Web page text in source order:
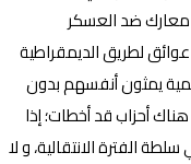
معارك ضد العسكر
لطريق الديمقراطية
يمثون أنفسهم بدون
أحزاب قد أخطات؛ إذا
الفترة الانتقالية، و لا